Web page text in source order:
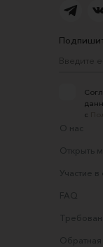
с
О нас
Открыть
Участие
FAQ
Обратная